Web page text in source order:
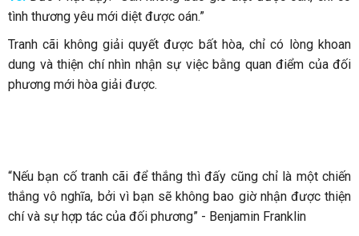
tình thương yêu mới diệt được oán.”
Tranh cãi không giải quyết được bất hòa, chỉ có lòng khoan
dung và thiện chí nhìn nhận sự việc bằng quan điểm của đối
phương mới hòa giải được.
“Nếu bạn cố tranh cãi để thắng thì đấy cũng chỉ là một chiến
thắng vô nghĩa, bởi vì bạn sẽ không bao giờ nhận được thiện
chí và sự hợp tác của đối phương” - Benjamin Franklin